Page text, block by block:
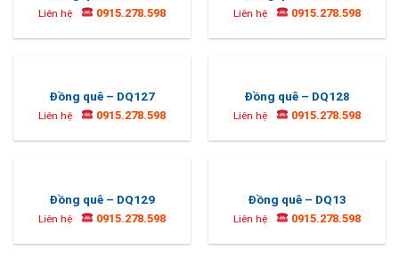
Liên hệ 0915.278.598 Liên hệ 0915.278.598
Đồng quê – DQ127
Liên hệ 0915.278.598
Đồng quê – DQ128
Liên hệ 0915.278.598
Đồng quê – DQ129
Liên hệ 0915.278.598
Đồng quê – DQ13
Liên hệ 0915.278.598